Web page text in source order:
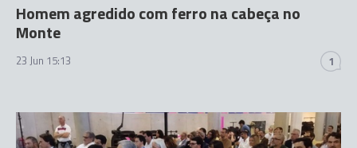
Homem agredido com ferro na cabeça no
Monte
23 Jun 15:13 1